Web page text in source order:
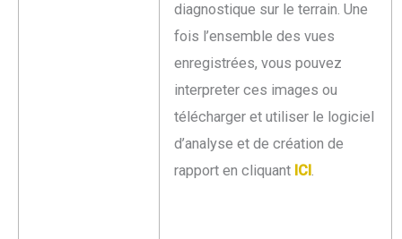
diagnostique sur le terrain. Une
fois l’ensemble des vues
enregistrées, vous pouvez
interpreter ces images ou
télécharger et utiliser le logiciel
d’analyse et de création de
rapport en cliquant ICI.